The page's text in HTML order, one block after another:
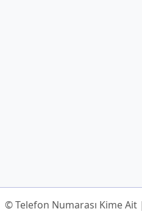
© Telefon Numarası Kime